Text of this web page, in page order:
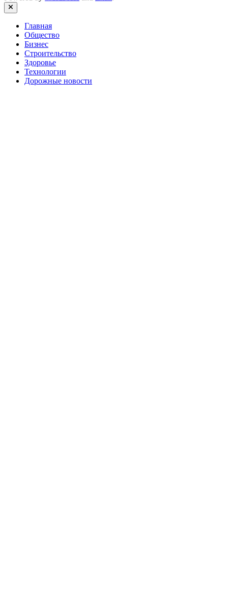
Close
Главная
Общество
Бизнес
Строительство
Здоровье
Технологии
Дорожные новости